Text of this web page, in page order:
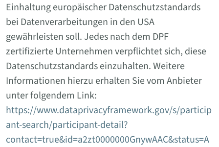
Einhaltung europäischer Datenschutzstandards
bei Datenverarbeitungen in den USA
gewährleisten soll. Jedes nach dem DPF
zertifizierte Unternehmen verpflichtet sich, diese
Datenschutzstandards einzuhalten. Weitere
Informationen hierzu erhalten Sie vom Anbieter
unter folgendem Link:
https://www.dataprivacyframework.gov/s/particip
ant-search/participant-detail?
contact=true&id=a2zt0000000GnywAAC&status=A